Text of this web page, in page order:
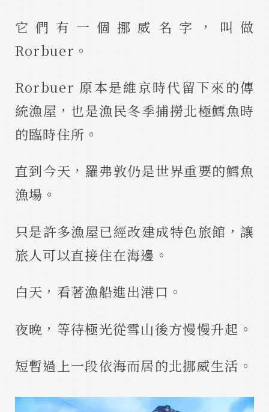
它們有一個挪威名字，叫做
Rorbuer。
Rorbuer 原本是維京時代留下來的傳
統漁屋，也是漁民冬季捕撈北極鱈魚時
的臨時住所。
直到今天，羅弗敦仍是世界重要的鱈魚
漁場。
只是許多漁屋已經改建成特色旅館，讓
旅人可以直接住在海邊。
白天，看著漁船進出港口。
夜晚，等待極光從雪山後方慢慢升起。
短暫過上一段依海而居的北挪威生活。